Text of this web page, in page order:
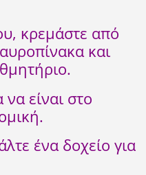
κρεμάστε από
και
είναι στο
ένα δοχείο για